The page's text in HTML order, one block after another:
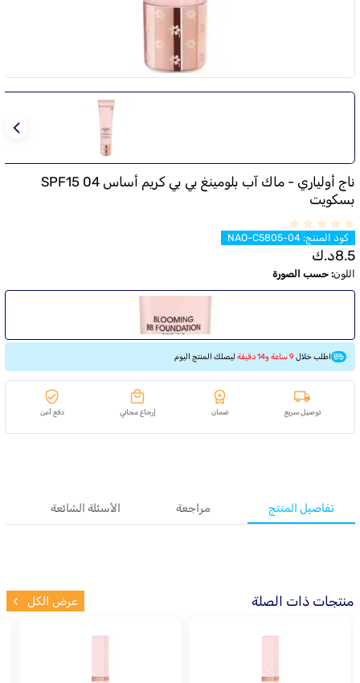
ناج أولياري - ماك آب بلومينغ بي بي كريم أساس 04 SPF15
بسكويت
كود المنتج:
NAO-C5805-04
8.5د.ك
اللون: حسب الصورة
اطلب خلال9 ساعة و14 دقيقة ليصلك المنتج اليوم
توصيل سريع ضمان إرجاع مجاني دفع آمن
تفاصيل المنتج مراجعة الأسئلة الشائعة
منتجات ذات الصلة عرض الكل